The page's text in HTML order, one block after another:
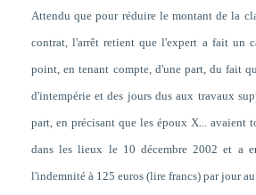
Attendu que pour réduire le montant de la
contrat, l'arrêt retient que l'expert a fait un
point, en tenant compte, d'une part, du fait
d'intempérie et des jours dus aux travaux
part, en précisant que les époux X... avaient
dans les lieux le 10 décembre 2002 et a
l'indemnité à 125 euros (lire francs) par jour